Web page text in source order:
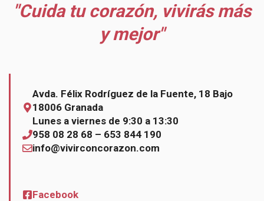
"Cuida tu corazón, vivirás más
y mejor"
Avda. Félix Rodríguez de la Fuente, 18 Bajo
18006 Granada
Lunes a viernes de 9:30 a 13:30
958 08 28 68 – 653 844 190
info@vivirconcorazon.com
Facebook